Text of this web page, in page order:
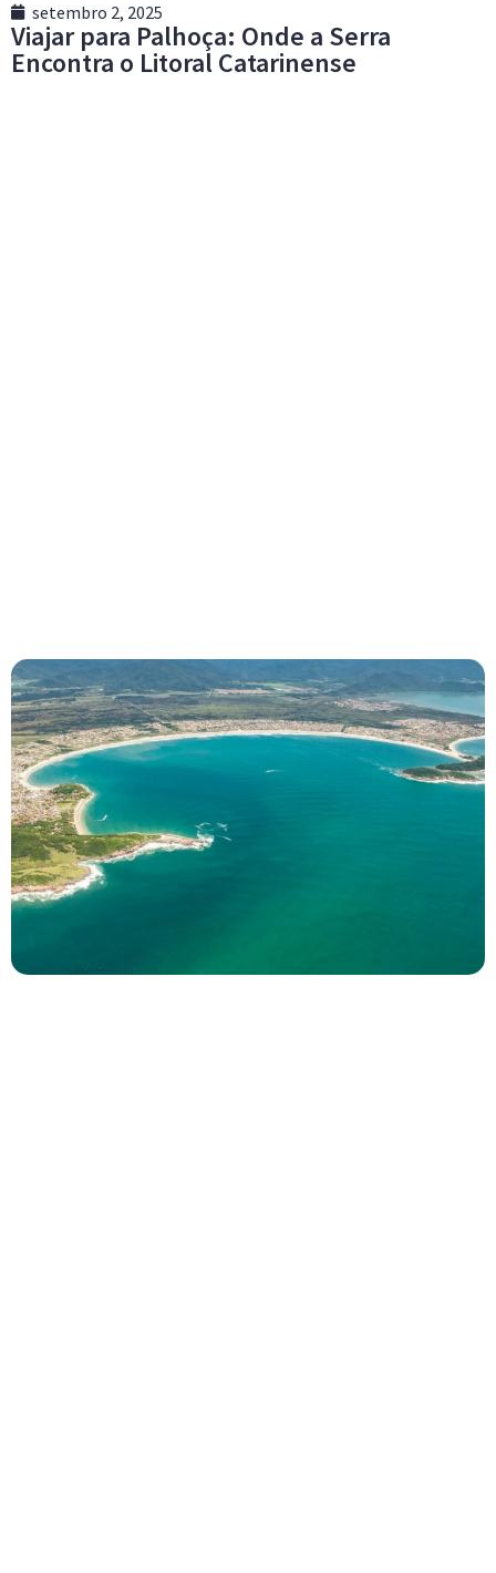
setembro 2, 2025
Viajar para Palhoça: Onde a Serra
Encontra o Litoral Catarinense